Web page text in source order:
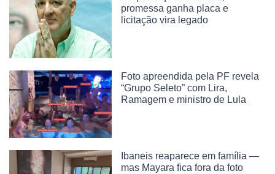
promessa ganha placa e
licitação vira legado
Foto apreendida pela PF revela
“Grupo Seleto” com Lira,
Ramagem e ministro de Lula
Ibaneis reaparece em família —
mas Mayara fica fora da foto